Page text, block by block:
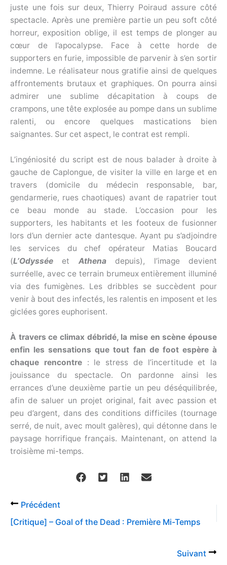
juste une fois sur deux, Thierry Poiraud assure côté
spectacle. Après une première partie un peu soft côté
horreur, exposition oblige, il est temps de plonger au
cœur de l’apocalypse. Face à cette horde de
supporters en furie, impossible de parvenir à s’en sortir
indemne. Le réalisateur nous gratifie ainsi de quelques
affrontements brutaux et graphiques. On pourra ainsi
admirer une sublime décapitation à coups de
crampons, une tête explosée au pompe dans un sublime
ralenti, ou encore quelques mastications bien
saignantes. Sur cet aspect, le contrat est rempli.
L’ingéniosité du script est de nous balader à droite à
gauche de Caplongue, de visiter la ville en large et en
travers (domicile du médecin responsable, bar,
gendarmerie, rues chaotiques) avant de rapatrier tout
ce beau monde au stade. L’occasion pour les
supporters, les habitants et les footeux de fusionner
lors d’un dernier acte dantesque. Ayant pu s’adjoindre
les services du chef opérateur Matias Boucard
(L’Odyssée et Athenadepuis), l’image devient
surréelle, avec ce terrain brumeux entièrement illuminé
via des fumigènes. Les dribbles se succèdent pour
venir à bout des infectés, les ralentis en imposent et les
giclées gores euphorisent.
À travers ce climax débridé, la mise en scène épouse
enfin les sensations que tout fan de foot espère à
chaque rencontre: le stress de l’incertitude et la
jouissance du spectacle. On pardonne ainsi les
errances d’une deuxième partie un peu déséquilibrée,
afin de saluer un projet original, fait avec passion et
peu d’argent, dans des conditions difficiles (tournage
serré, de nuit, avec moult galères), qui détonne dans le
paysage horrifique français. Maintenant, on attend la
troisième mi-temps.
Précédent
[Critique] – Goal of the Dead : Première Mi-Temps
Suivant